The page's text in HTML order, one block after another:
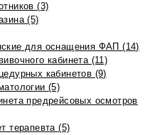
(3)
(5)
для оснащения ФАП (14)
кабинета (11)
кабинетов (9)
(5)
предрейсовых осмотров
терапевта (5)